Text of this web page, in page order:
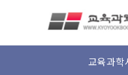
교육과학